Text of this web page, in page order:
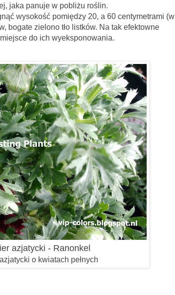
jaka panuje w pobliżu roślin.
pomiędzy 20, a 60 centymetrami (w
bogate zielono tło listków. Na tak efektowne
do ich wyeksponowania.
azjatycki - Ranonkel
o kwiatach pełnych